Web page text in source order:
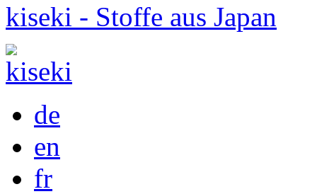
kiseki - Stoffe aus Japan
de
en
fr